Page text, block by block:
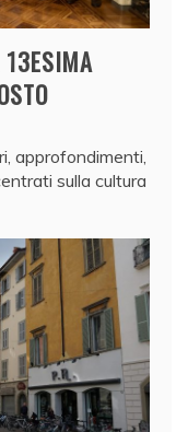
13ESIMA
approfondimenti,
sulla cultura